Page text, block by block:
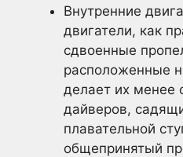
Внутренние
двигатели, как
сдвоенные
расположенные
делает их менее
дайверов,
плавательной
общепринятый